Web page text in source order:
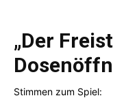
„Der
Stimmen zum Spiel: